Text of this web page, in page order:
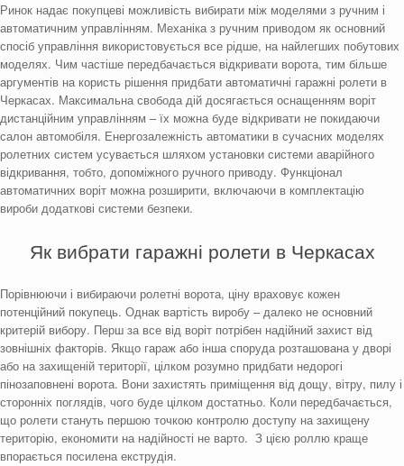
Ринок надає покупцеві можливість вибирати між моделями з ручним і
автоматичним управлінням. Механіка з ручним приводом як основний
спосіб управління використовується все рідше, на найлегших побутових
моделях. Чим частіше передбачається відкривати ворота, тим більше
аргументів на користь рішення придбати автоматичні гаражні ролети в
Черкасах. Максимальна свобода дій досягається оснащенням воріт
дистанційним управлінням – їх можна буде відкривати не покидаючи
салон автомобіля. Енергозалежність автоматики в сучасних моделях
ролетних систем усувається шляхом установки системи аварійного
відкривання, тобто, допоміжного ручного приводу. Функціонал
автоматичних воріт можна розширити, включаючи в комплектацію
вироби додаткові системи безпеки.
Як вибрати гаражні ролети в Черкасах
Порівнюючи і вибираючи ролетні ворота, ціну враховує кожен
потенційний покупець. Однак вартість виробу – далеко не основний
критерій вибору. Перш за все від воріт потрібен надійний захист від
зовнішніх факторів. Якщо гараж або інша споруда розташована у дворі
або на захищеній території, цілком розумно придбати недорогі
пінозаповнені ворота. Вони захистять приміщення від дощу, вітру, пилу і
сторонніх поглядів, чого буде цілком достатньо. Коли передбачається,
що ролети стануть першою точкою контролю доступу на захищену
територію, економити на надійності не варто. З цією роллю краще
впорається посилена екструдія.